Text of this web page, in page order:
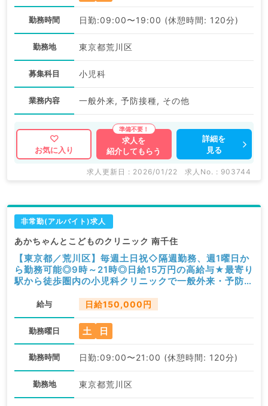
勤務時間 日勤:09:00〜19:00 (休憩時間: 120分)
勤務地 東京都荒川区
募集科目 小児科
業務内容 一般外来, 予防接種, その他
お気に入り
求人を
紹介してもらう
詳細を
見る
求人更新日 : 2026/01/22 求人No. : 903744
非常勤(アルバイト)求人
あかちゃんとこどものクリニック 南千住
【東京都／荒川区】毎週土日祝◇隔週勤務、週1曜日か
ら勤務可能◎9時～21時◎日給15万円の高給与★最寄り
駅から徒歩圏内の小児科クリニックで一般外来・予防接
給与 日給150,000円
勤務曜日 土 日
勤務時間 日勤:09:00〜21:00 (休憩時間: 120分)
勤務地 東京都荒川区